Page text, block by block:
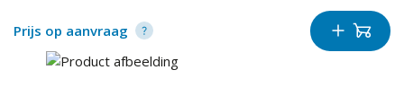
Prijs op aanvraag